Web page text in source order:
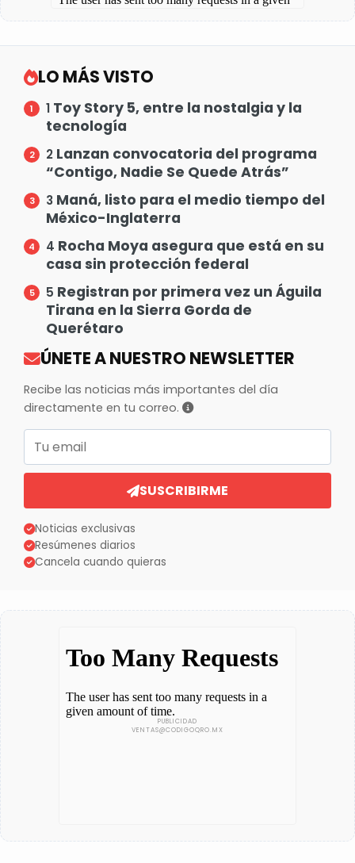
LO MÁS VISTO
1 Toy Story 5, entre la nostalgia y la
tecnología
2 Lanzan convocatoria del programa
“Contigo, Nadie Se Quede Atrás”
3 Maná, listo para el medio tiempo del
México-Inglaterra
4 Rocha Moya asegura que está en su
casa sin protección federal
5 Registran por primera vez un Águila
Tirana en la Sierra Gorda de
Querétaro
ÚNETE A NUESTRO NEWSLETTER
Recibe las noticias más importantes del día
directamente en tu correo.
SUSCRIBIRME
Noticias exclusivas
Resúmenes diarios
Cancela cuando quieras